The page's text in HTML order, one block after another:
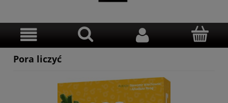
Pora liczyć